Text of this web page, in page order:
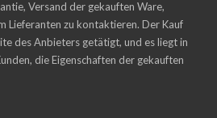
Versand der gekauften Ware,
Lieferanten zu kontaktieren. Der Kauf
des Anbieters getätigt, und es liegt in
die Eigenschaften der gekauften